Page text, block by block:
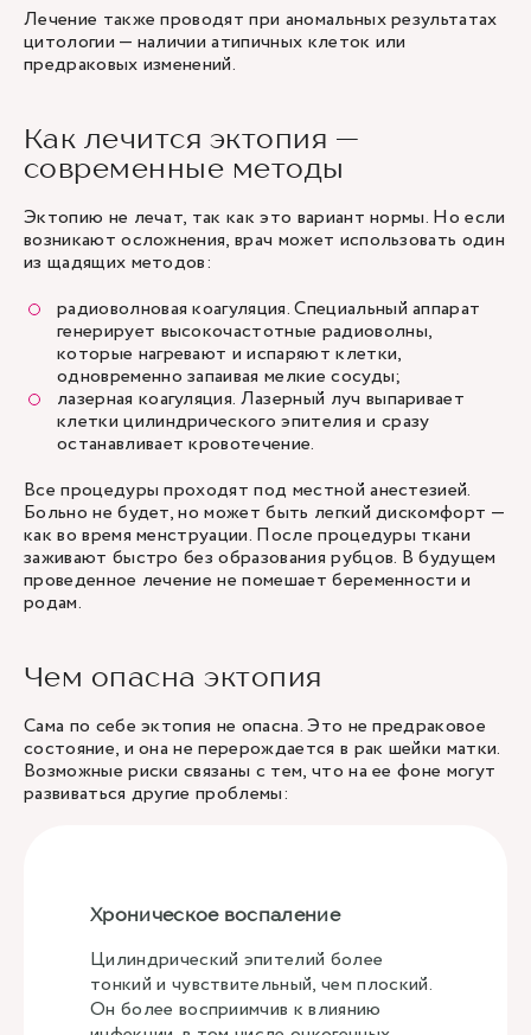
Лечение также проводят при аномальных результатах
цитологии — наличии атипичных клеток или
предраковых изменений.
Как лечится эктопия —
современные методы
Эктопию не лечат, так как это вариант нормы. Но если
возникают осложнения, врач может использовать один
из щадящих методов:
радиоволновая коагуляция. Специальный аппарат
генерирует высокочастотные радиоволны,
которые нагревают и испаряют клетки,
одновременно запаивая мелкие сосуды;
лазерная коагуляция. Лазерный луч выпаривает
клетки цилиндрического эпителия и сразу
останавливает кровотечение.
Все процедуры проходят под местной анестезией.
Больно не будет, но может быть легкий дискомфорт —
как во время менструации. После процедуры ткани
заживают быстро без образования рубцов. В будущем
проведенное лечение не помешает беременности и
родам.
Чем опасна эктопия
Сама по себе эктопия не опасна. Это не предраковое
состояние, и она не перерождается в рак шейки матки.
Возможные риски связаны с тем, что на ее фоне могут
развиваться другие проблемы:
Хроническое воспаление
Цилиндрический эпителий более
тонкий и чувствительный, чем плоский.
Он более восприимчив к влиянию